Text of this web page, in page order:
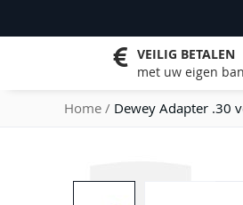
VEILIG BETALEN
met uw eigen
Home Dewey Adapter .30